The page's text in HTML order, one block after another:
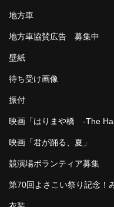
地方車
地方車協賛広告 募集中
壁紙
待ち受け画像
振付
映画「はりまや橋 -The
映画「君が踊る、夏」
競演場ボランティア募集
第70回よさこい祭り記念！